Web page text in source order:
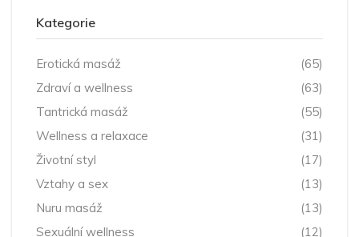
Kategorie
Erotická masáž
(65)
Zdraví a wellness
(63)
Tantrická masáž
(55)
Wellness a relaxace
(31)
Životní styl
(17)
Vztahy a sex
(13)
Nuru masáž
(13)
Sexuální wellness
(12)